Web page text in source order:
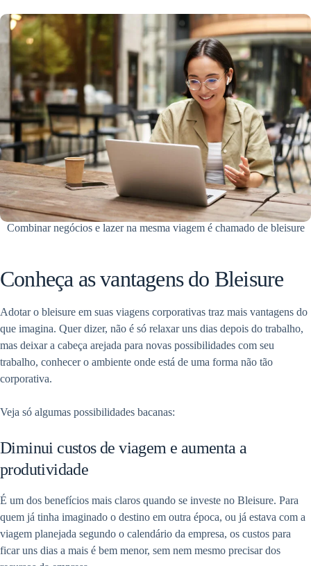
Combinar negócios e lazer na mesma viagem é chamado de bleisure
Conheça as vantagens do Bleisure
Adotar o bleisure em suas viagens corporativas traz mais vantagens do
que imagina. Quer dizer, não é só relaxar uns dias depois do trabalho,
mas deixar a cabeça arejada para novas possibilidades com seu
trabalho, conhecer o ambiente onde está de uma forma não tão
corporativa.
Veja só algumas possibilidades bacanas:
Diminui custos de viagem e aumenta a
produtividade
É um dos benefícios mais claros quando se investe no Bleisure. Para
quem já tinha imaginado o destino em outra época, ou já estava com a
viagem planejada segundo o calendário da empresa, os custos para
ficar uns dias a mais é bem menor, sem nem mesmo precisar dos